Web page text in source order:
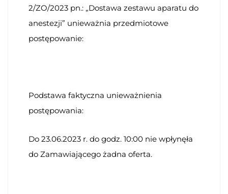
2/ZO/2023 pn.: „Dostawa zestawu aparatu do
anestezji” unieważnia przedmiotowe
postępowanie:
Podstawa faktyczna unieważnienia
postępowania:
Do 23.06.2023 r. do godz. 10:00 nie wpłynęła
do Zamawiającego żadna oferta.